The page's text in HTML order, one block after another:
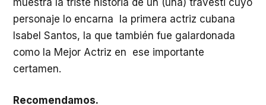
personaje lo encarna la primera actriz cubana
Isabel Santos, la que también fue galardonada
como la Mejor Actriz en ese importante
certamen.
Recomendamos.